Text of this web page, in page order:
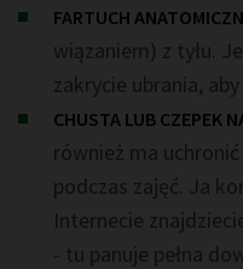
FARTUCH
wiązaniem) z tyłu.
zakrycie ubrania,
CHUSTA LUB CZEPEK
również ma
podczas zajęć. Ja
Internecie
- tu panuje pełna